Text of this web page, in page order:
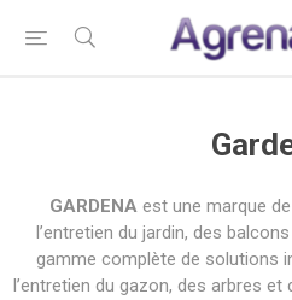
GARDENA est une marque
l’entretien du jardin, des
gamme complète de solutions
l’entretien du gazon, des arbres